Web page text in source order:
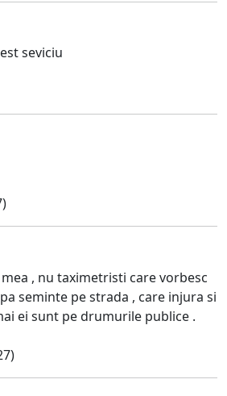
seviciu
, nu taximetristi care vorbesc
seminte pe strada , care injura si
ei sunt pe drumurile publice .